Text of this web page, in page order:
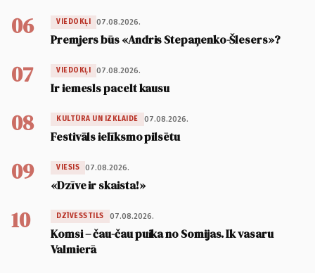
06 VIEDOKĻI 07.08.2026.
Premjers būs «Andris Stepaņenko-Šlesers»?
07 VIEDOKĻI 07.08.2026.
Ir iemesls pacelt kausu
08 KULTŪRA UN IZKLAIDE 07.08.2026.
Festivāls ielīksmo pilsētu
09 VIESIS 07.08.2026.
«Dzīve ir skaista!»
10 DZĪVESSTILS 07.08.2026.
Komsi – čau-čau puika no Somijas. Ik vasaru
Valmierā